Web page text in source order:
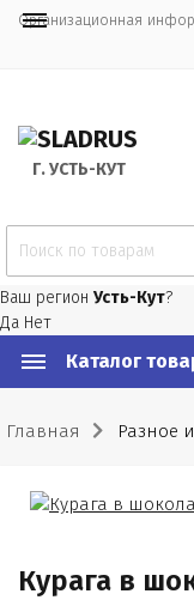
Организационная
Г. УСТЬ-КУТ
Ваш регион Усть-Кут?
Да Нет
Каталог
Главная Разное
Курага в